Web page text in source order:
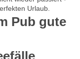
Urlaub.
Pub gute